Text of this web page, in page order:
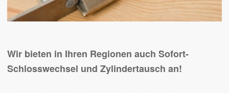
Wir bieten in Ihren Regionen auch Sofort-
Schlosswechsel und Zylindertausch an!